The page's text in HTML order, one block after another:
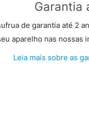
Garantia
de garantia até 2
aparelho nas nossas
Leia mais sobre as